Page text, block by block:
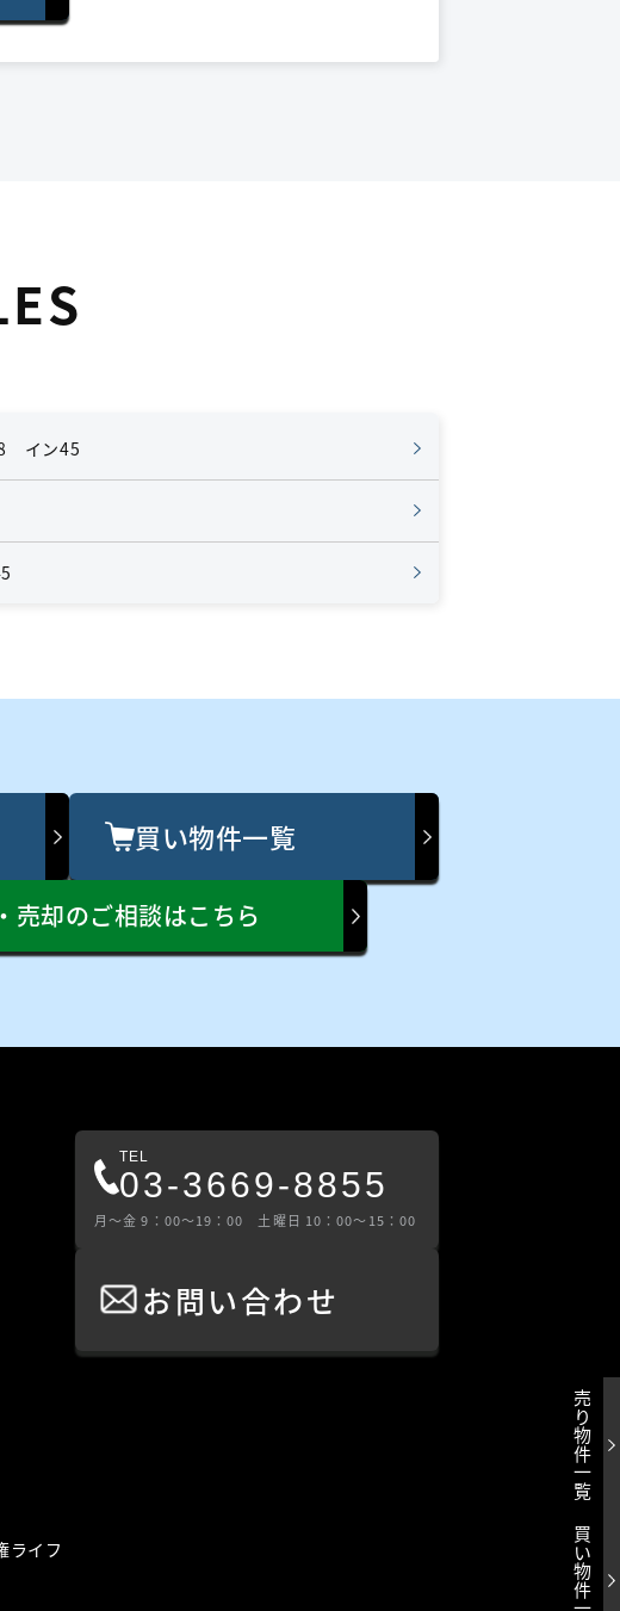
売り物件一覧
買い物件一覧
イン45
買い物件一覧
売却のご相談はこちら
ライフ
TEL
03-3669-8855
⽉〜⾦ 9：00〜19：00 ⼟曜⽇ 10：00〜15：00
お問い合わせ